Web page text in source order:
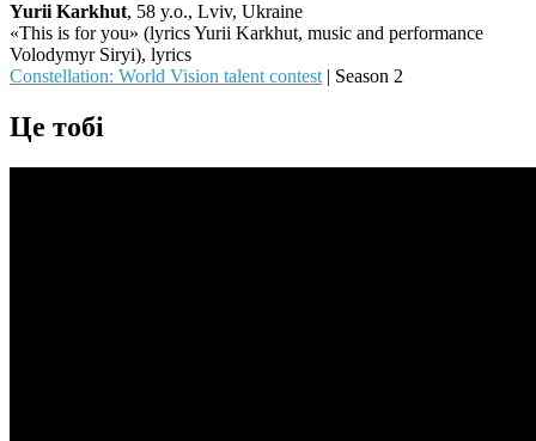
Yurii Karkhut, 58 y.o., Lviv, Ukraine
«This is for you» (lyrics Yurii Karkhut, music and performance
Volodymyr Siryi), lyrics
Constellation: World Vision talent contest | Season 2
Це тобі